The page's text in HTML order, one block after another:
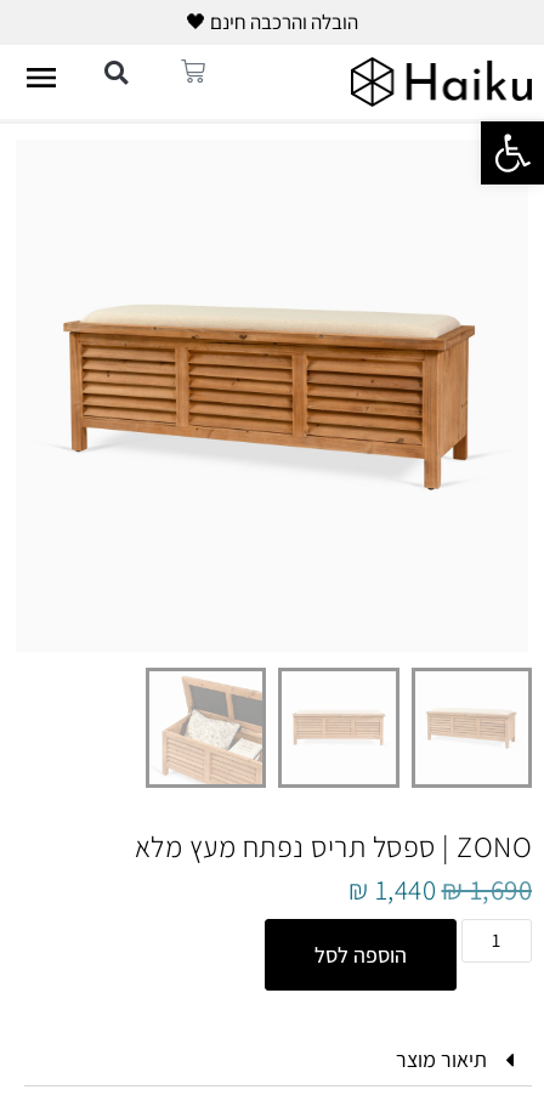
הובלה והרכבה חינם 🖤
ZONO | ספסל תריס נפתח מעץ מלא
₪1,690
₪ 1,440
הוספה לסל
תיאור מוצר
פתח סרגל נגישות